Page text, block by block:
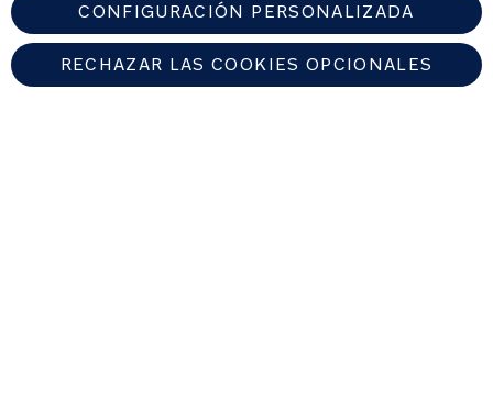
CONFIGURACIÓN PERSONALIZADA
RECHAZAR LAS COOKIES OPCIONALES